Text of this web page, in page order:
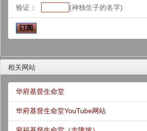
验证： (神独生子的名字)
相关网站
华府基督生命堂
华府基督生命堂YouTube网站